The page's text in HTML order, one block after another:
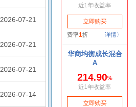
2026-07-21
2026-07-21
2026-07-21
2026-07-14